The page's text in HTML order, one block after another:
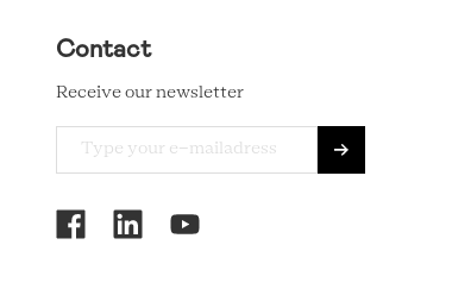
Contact
Receive our newsletter
RCMC